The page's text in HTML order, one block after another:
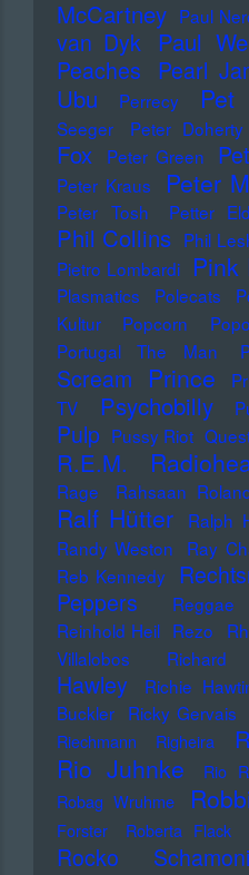
McCartney Paul
van Dyk Paul
Peaches Pearl
Ubu
Perrecy Pet
Seeger
Peter Doherty
Fox
Peter Green
Peter Kraus
Peter
Peter Tosh
Petter
Phil Collins Phil
Pietro Lombardi
Pink
Plasmatics
Polecats
Kultur
Popcorn
Portugal The Man
Scream
Prince
TV
Psychobilly
Pulp Pussy Riot
R.E.M.
Rage Rahsaan
Ralf Hütter Ralph
Randy Weston Ray
Reb Kennedy
Peppers
Reggae
Reinhold Heil Rezo
Villalobos
Richard
Hawley
Richie
Buckler
Ricky Gervais
Riechmann Righeira
Rio Juhnke Rio
Robag Wruhme
Forster
Roberta Flack
Rocko Schamoni